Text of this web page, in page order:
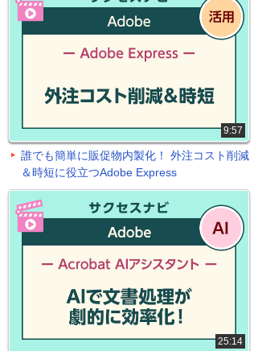
9:57
誰でも簡単に販促物内製化！ 外注コスト削減
＆時短に役立つAdobe Express
25:14